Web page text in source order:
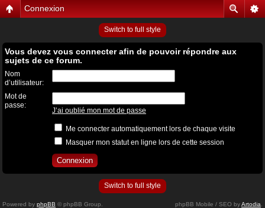
Connexion
Switch to full style
Vous devez vous connecter afin de pouvoir répondre aux
sujets de ce forum.
Nom
d’utilisateur:
Mot de
passe:
J’ai oublié mon mot de passe
Me connecter automatiquement lors de chaque visite
Masquer mon statut en ligne lors de cette session
Switch to full style
Powered by phpBB © phpBB Group. phpBB Mobile / SEO byArtodia